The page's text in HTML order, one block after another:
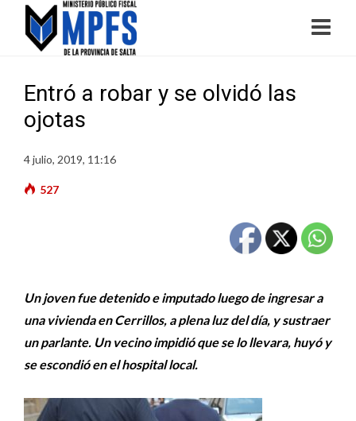
Entró a robar y se olvidó las
ojotas
4 julio, 2019, 11:16
527
Un joven fue detenido e imputado luego de ingresar a
una vivienda en Cerrillos, a plena luz del día, y sustraer
un parlante. Un vecino impidió que se lo llevara, huyó y
se escondió en el hospital local.